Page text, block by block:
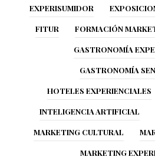
EXPERISUMIDOR
FITUR FORMACIÓN
GASTRONOMÍA
GASTRONOMÍA
HOTELES EXPERIENCIALES
INTELIGENCIA ARTIFICIAL
MARKETING CULTURAL
MARKETING